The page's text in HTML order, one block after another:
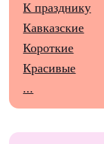
К празднику
Кавказские
Короткие
Красивые
...